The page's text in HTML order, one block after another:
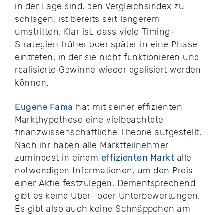
in der Lage sind, den Vergleichsindex zu
schlagen, ist bereits seit längerem
umstritten. Klar ist, dass viele Timing-
Strategien früher oder später in eine Phase
eintreten, in der sie nicht funktionieren und
realisierte Gewinne wieder egalisiert werden
können.
Eugene Fama hat mit seiner effizienten
Markthypothese eine vielbeachtete
finanzwissenschaftliche Theorie aufgestellt.
Nach ihr haben alle Marktteilnehmer
zumindest in einem effizienten Markt alle
notwendigen Informationen, um den Preis
einer Aktie festzulegen. Dementsprechend
gibt es keine Über- oder Unterbewertungen.
Es gibt also auch keine Schnäppchen am